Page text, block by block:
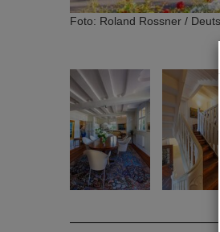
Foto: Roland Rossner /